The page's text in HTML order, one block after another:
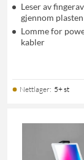
Leser av
gjennom plasten
Lomme for
kabler
Nettlager: 5+ st